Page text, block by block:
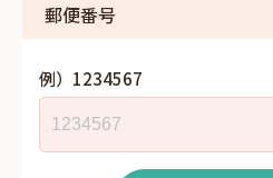
郵便番号
例）1234567